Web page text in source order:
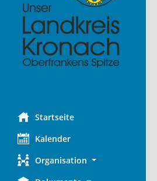
Startseite
Kalender
Organisation